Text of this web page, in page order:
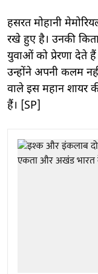
हसरत मोहानी
रखे हुए है। उनकी
युवाओं को प्रेरणा देते
उन्होंने अपनी कलम
वाले इस महान शायर
हैं। [SP]